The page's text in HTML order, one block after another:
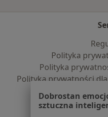
Polityka
Polityka
Polityka prywatności
dane
Dobrostan
sztuczna